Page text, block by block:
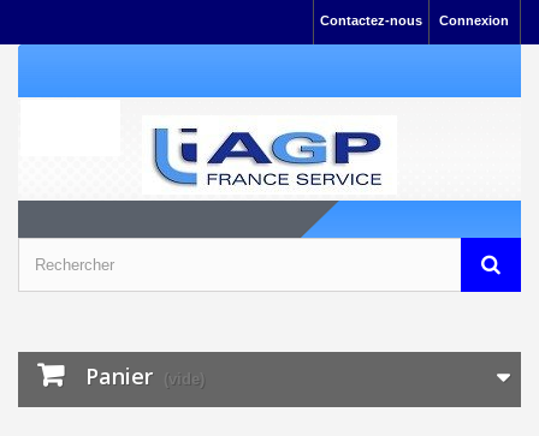
Connexion
Contactez-nous
Panier (vide)